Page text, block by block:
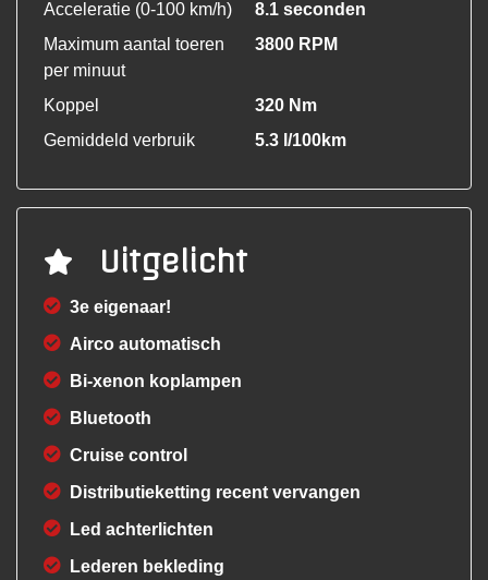
Acceleratie (0-100 km/h)
8.1 seconden
Maximum aantal toeren
per minuut
3800 RPM
Koppel
320 Nm
Gemiddeld verbruik
5.3 l/100km
Uitgelicht
3e eigenaar!
Airco automatisch
Bi-xenon koplampen
Bluetooth
Cruise control
Distributieketting recent vervangen
Led achterlichten
Lederen bekleding